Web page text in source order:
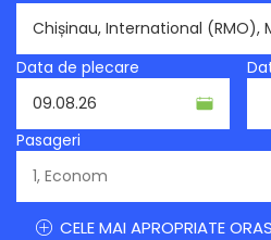
Data de plecare
Pasageri
CELE MAI APROPRIATE